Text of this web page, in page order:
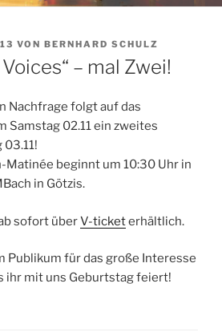
VON BERNHARD SCHULZ
– mal Zwei!
Nachfrage folgt auf das
Samstag 02.11 ein zweites
Matinée beginnt um 10:30 Uhr in
in Götzis.
sofort überV-ticketerhältlich.
Publikum für das große Interesse
ihr mit uns Geburtstag feiert!